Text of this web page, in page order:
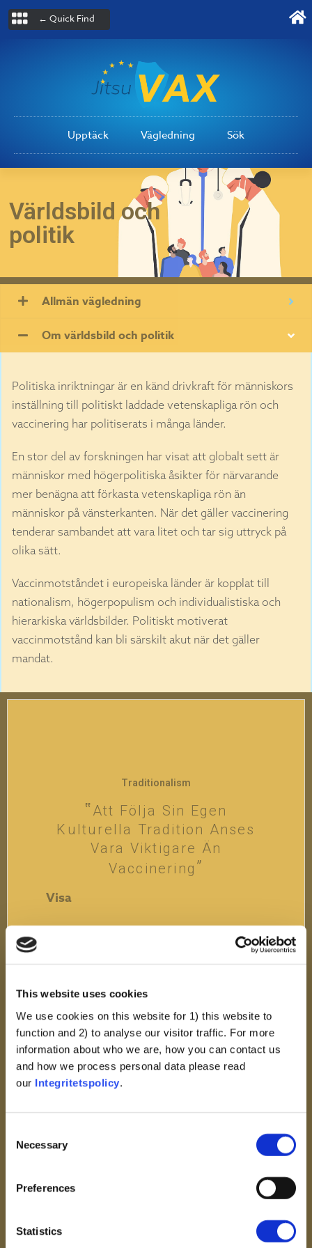
This website uses cookies
We use cookies on this website for 1) this website to
function and 2) to analyse our visitor traffic. For more
information about who we are, how you can contact us
and how we process personal data please read
our Integritetspolicy.
Selection
Necessary
Preferences
Statistics
← Quick Find
Upptäck Vägledning Sök
Världsbild och
politik
Allmän vägledning
Om världsbild och politik
Politiska inriktningar är en känd drivkraft för människors
inställning till politiskt laddade vetenskapliga rön och
vaccinering har politiserats i många länder.
En stor del av forskningen har visat att globalt sett är
människor med högerpolitiska åsikter för närvarande
mer benägna att förkasta vetenskapliga rön än
människor på vänsterkanten. När det gäller vaccinering
tenderar sambandet att vara litet och tar sig uttryck på
olika sätt.
Vaccinmotståndet i europeiska länder är kopplat till
nationalism, högerpopulism och individualistiska och
hierarkiska världsbilder. Politiskt motiverat
vaccinmotstånd kan bli särskilt akut när det gäller
mandat.
Traditionalism
Att Följa Sin Egen
Kulturella Tradition Anses
Vara Viktigare Än
Vaccinering
Visa
Vetenskapsrelaterad populism